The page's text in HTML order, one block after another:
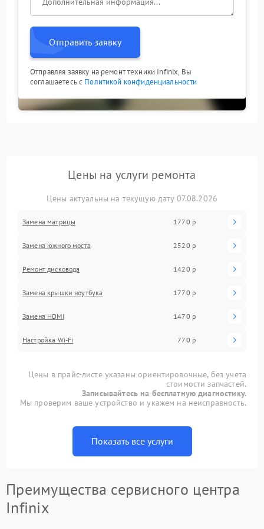
Отправить заявку
Отправляя заявку на ремонт техники Infinix, Вы
соглашаетесь с Политикой конфиденциальности
Цены на услуги ремонта
Цены актуальны на текущую дату 07.08.2026
Замена матрицы 1770 р
Замена южного моста 2520 р
Ремонт дисковода 1420 р
Замена крышки ноутбука 1770 р
Замена HDMI 1470 р
Настройка Wi-Fi 770 р
Цены в прайс-листе указаны ориентировочные, без учета
стоимости запчастей.
Записывайтесь на бесплатную диагностику.
Мы проверим ваше устройство и укажем на неисправность.
Показать все услуги
Преимущества сервисного центра
Infinix